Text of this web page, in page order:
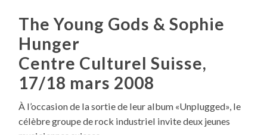
The Young Gods & Sophie
Hunger
Centre Culturel Suisse,
17/18 mars 2008
À l’occasion de la sortie de leur album «Unplugged», le
célèbre groupe de rock industriel invite deux jeunes